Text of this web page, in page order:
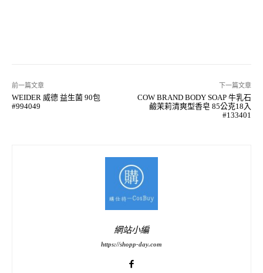
前一篇文章
WEIDER 威德 益生菌 90包
#994049
下一篇文章
COW BRAND BODY SOAP 牛乳石
鹼茉莉清爽型香皂 85公克18入
#133401
網站小編
https://shopp-day.com